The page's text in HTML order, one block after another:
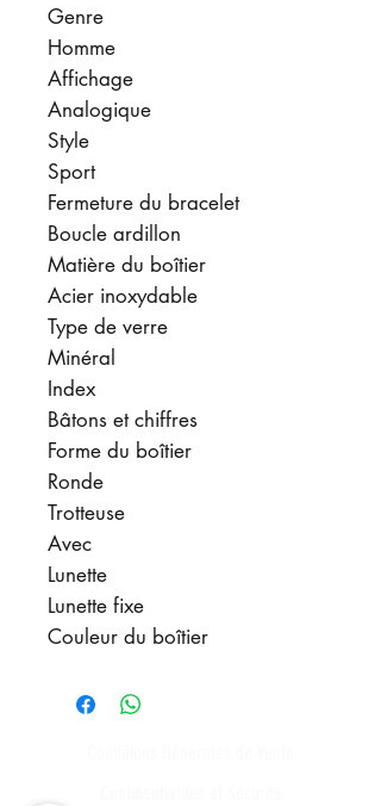
Genre
Homme
Affichage
Analogique
Style
Sport
Fermeture du bracelet
Boucle ardillon
Matière du boîtier
Acier inoxydable
Type de verre
Minéral
Index
Bâtons et chiffres
Forme du boîtier
Ronde
Trotteuse
Avec
Lunette
Lunette fixe
Couleur du boîtier